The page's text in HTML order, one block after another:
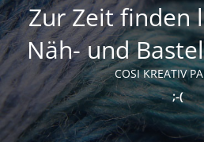
Zur Zeit finden
Näh- und
COSI KREATIV
;-(